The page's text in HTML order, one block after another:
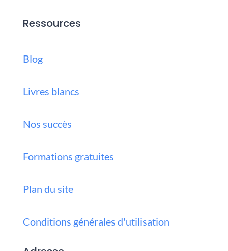
Ressources
Blog
Livres blancs
Nos succès
Formations gratuites
Plan du site
Conditions générales d'utilisation